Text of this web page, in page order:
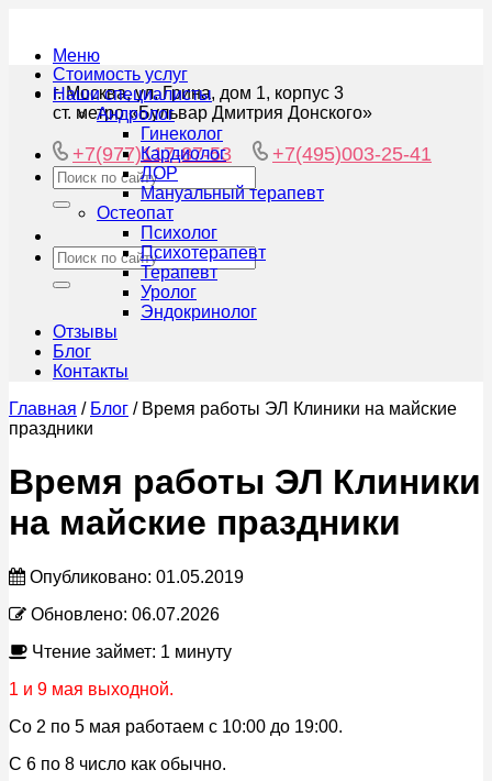
Меню
г. Москва, ул. Грина, дом 1, корпус 3
ст. метро «Бульвар Дмитрия Донского»
+7(977)117-87-53 +7(495)003-25-41
Стоимость услуг
Наши специалисты
Андролог
Гинеколог
Кардиолог
ЛОР
Мануальный терапевт
Остеопат
Психолог
Психотерапевт
Терапевт
Уролог
Эндокринолог
Отзывы
Блог
Контакты
Главная / Блог / Время работы ЭЛ Клиники на майские
праздники
Время работы ЭЛ Клиники
на майские праздники
Опубликовано: 01.05.2019
Обновлено: 06.07.2026
Чтение займет: 1 минуту
1 и 9 мая выходной.
Со 2 по 5 мая работаем с 10:00 до 19:00.
С 6 по 8 число как обычно.